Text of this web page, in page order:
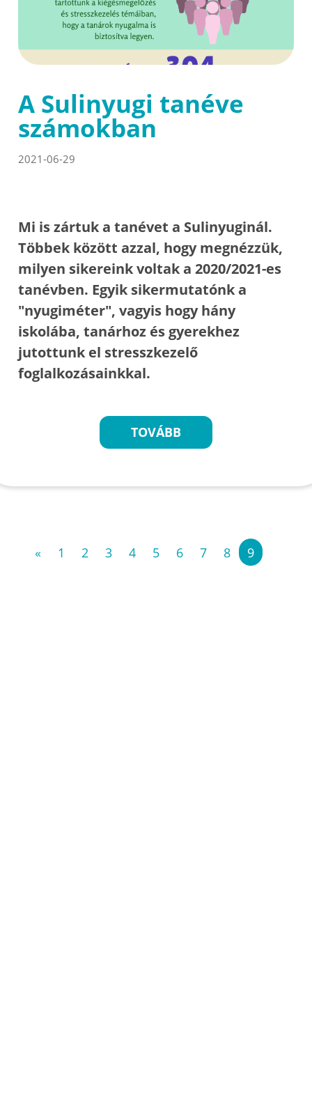
A Sulinyugi tanéve
számokban
2021-06-29
Mi is zártuk a tanévet a Sulinyuginál.
Többek között azzal, hogy megnézzük,
milyen sikereink voltak a 2020/2021-es
tanévben. Egyik sikermutatónk a
"nyugiméter", vagyis hogy hány
iskolába, tanárhoz és gyerekhez
jutottunk el stresszkezelő
foglalkozásainkkal.
TOVÁBB
« 1 2 3 4 5 6 7 8 9